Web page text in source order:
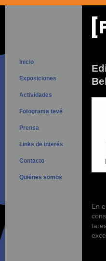
En
Inicio
Exposiciones
Actividades
Fotograma tevé
Prensa
Links de interés
Contacto
Quiénes somos